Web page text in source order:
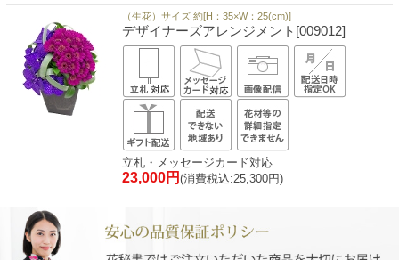
（生花）サイズ 約[H：35×W：25(cm)]
デザイナーズアレンジメント[009012]
立札・メッセージカード対応
23,000円 (消費税込:25,300円)